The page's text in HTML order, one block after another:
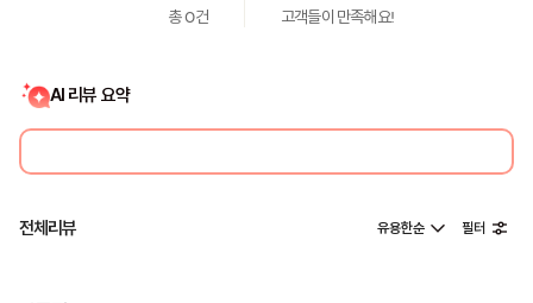
총0건 고객들이 만족해요!
AI 리뷰 요약
전체리뷰 유용한순 필터